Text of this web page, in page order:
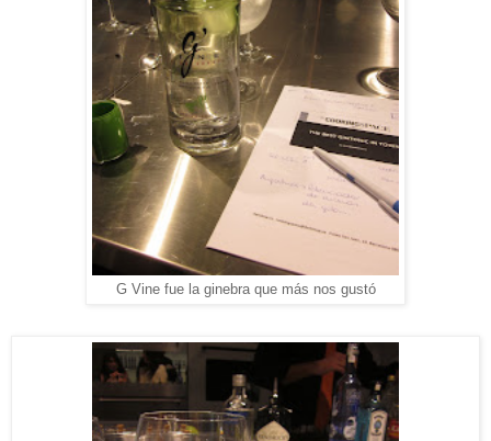
G Vine fue la ginebra que más nos gustó